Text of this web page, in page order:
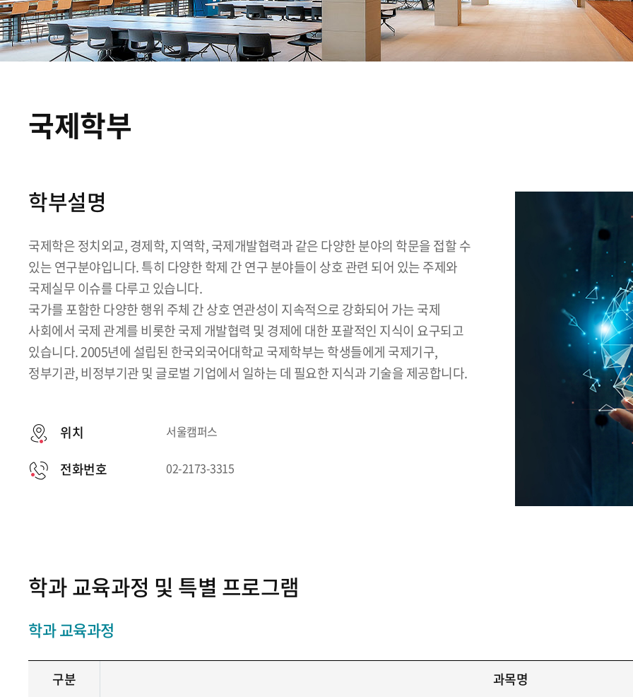
국제학부
학부설명
국제학은 정치외교, 경제학, 지역학, 국제개발협력과 같은 다양한 분야의 학문을 접할 수
있는 연구분야입니다. 특히 다양한 학제 간 연구 분야들이 상호 관련 되어 있는 주제와
국제실무 이슈를 다루고 있습니다.
국가를 포함한 다양한 행위 주체 간 상호 연관성이 지속적으로 강화되어 가는 국제
사회에서 국제 관계를 비롯한 국제 개발협력 및 경제에 대한 포괄적인 지식이 요구되고
있습니다. 2005년에 설립된 한국외국어대학교 국제학부는 학생들에게 국제기구,
정부기관, 비정부기관 및 글로벌 기업에서 일하는 데 필요한 지식과 기술을 제공합니다.
위치 서울캠퍼스
전화번호 02-2173-3315
학과 교육과정 및 특별 프로그램
학과 교육과정
구분 과목명